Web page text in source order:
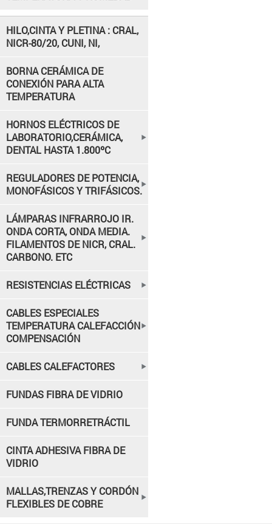
HILO,CINTA Y PLETINA : CRAL,
NICR-80/20, CUNI, NI,
BORNA CERÁMICA DE
CONEXIÓN PARA ALTA
TEMPERATURA
HORNOS ELÉCTRICOS DE
LABORATORIO,CERÁMICA,
DENTAL HASTA 1.800ºC
REGULADORES DE POTENCIA,
MONOFÁSICOS Y TRIFÁSICOS.
LÁMPARAS INFRARROJO IR.
ONDA CORTA, ONDA MEDIA.
FILAMENTOS DE NICR, CRAL.
CARBONO. ETC
RESISTENCIAS ELÉCTRICAS
CABLES ESPECIALES
TEMPERATURA CALEFACCIÓN
COMPENSACIÓN
CABLES CALEFACTORES
FUNDAS FIBRA DE VIDRIO
FUNDA TERMORRETRÁCTIL
CINTA ADHESIVA FIBRA DE
VIDRIO
MALLAS,TRENZAS Y CORDÓN
FLEXIBLES DE COBRE